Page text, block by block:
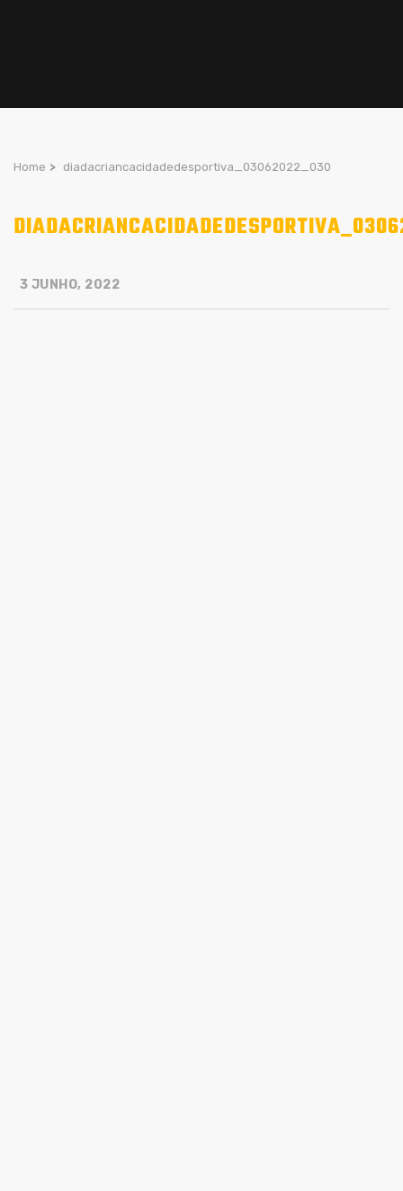
Home > diadacriancacidadedesportiva_03062022_030
3 JUNHO, 2022